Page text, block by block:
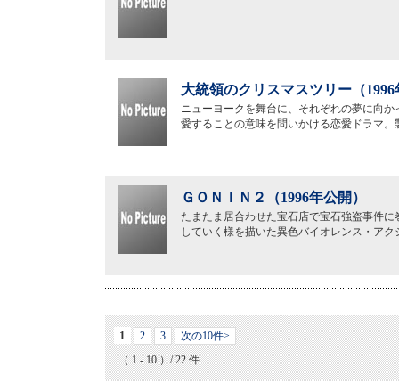
大統領のクリスマスツリー（1996
ニューヨークを舞台に、それぞれの夢に向
愛することの意味を問いかける恋愛ドラマ
ＧＯＮＩＮ２（1996年公開）
たまたま居合わせた宝石店で宝石強盗事件
していく様を描いた異色バイオレンス・ア
1 2 3
次の10件>
（ 1 - 10 ）/ 22 件